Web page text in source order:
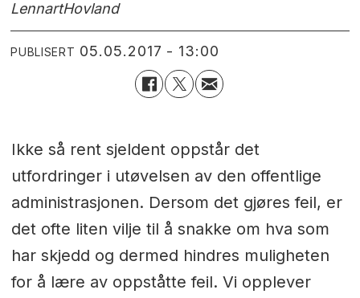
LennartHovland
PUBLISERT 05.05.2017 - 13:00
Ikke så rent sjeldent oppstår det
utfordringer i utøvelsen av den offentlige
administrasjonen. Dersom det gjøres feil, er
det ofte liten vilje til å snakke om hva som
har skjedd og dermed hindres muligheten
for å lære av oppståtte feil. Vi opplever